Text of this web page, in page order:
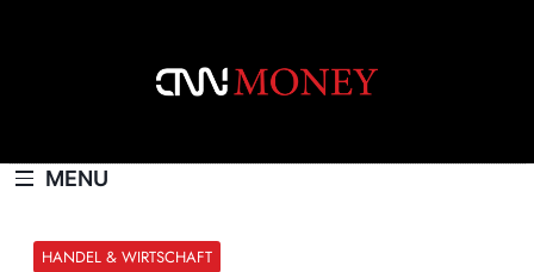
MENU
HANDEL & WIRTSCHAFT